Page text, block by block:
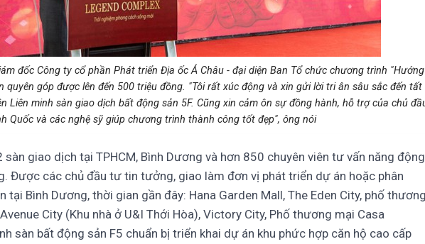
đốc Công ty cổ phần Phát triển Địa ốc Á Châu - đại diện Ban Tổ chức chương trình "Hướng
quyên góp được lên đến 500 triệu đồng. "Tôi rất xúc động và xin gửi lời tri ân sâu sắc đến tất
Liên minh sàn giao dịch bất động sản 5F. Cũng xin cảm ôn sự đồng hành, hỗ trợ của chủ
Quốc và các nghệ sỹ giúp chương trình thành công tốt đẹp", ông nói
sàn giao dịch tại TPHCM, Bình Dương và hơn 850 chuyên viên tư vấn năng
Được các chủ đầu tư tin tưởng, giao làm đơn vị phát triển dự án hoặc phân
tại Bình Dương, thời gian gần đây: Hana Garden Mall, The Eden City, phố
City (Khu nhà ở U&I Thới Hòa), Victory City, Phố thương mại Casa
sàn bất động sản F5 chuẩn bị triển khai dự án khu phức hợp căn hộ cao cấp